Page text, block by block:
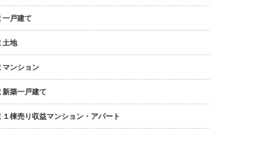
一戸建て
土地
マンション
新築一戸建て
１棟売り収益マンション・アパート